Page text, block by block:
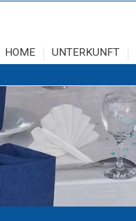
HOME UNTERKUNFT